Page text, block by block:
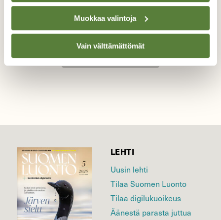
Muokkaa valintoja
Vain välttämättömät
Valokuvaaja: Reijo Juurinen, Nuuksion
kansallispuisto Toukokuu
TAKAISIN LISTAAN
LEHTI
Uusin lehti
Tilaa Suomen Luonto
Tilaa digilukuoikeus
Äänestä parasta juttua